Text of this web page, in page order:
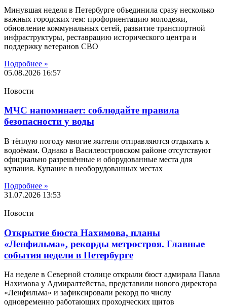
Минувшая неделя в Петербурге объединила сразу несколько
важных городских тем: профориентацию молодежи,
обновление коммунальных сетей, развитие транспортной
инфраструктуры, реставрацию исторического центра и
поддержку ветеранов СВО
Подробнее »
05.08.2026 16:57
Новости
МЧС напоминает: соблюдайте правила
безопасности у воды
В тёплую погоду многие жители отправляются отдыхать к
водоёмам. Однако в Василеостровском районе отсутствуют
официально разрешённые и оборудованные места для
купания. Купание в необорудованных местах
Подробнее »
31.07.2026 13:53
Новости
Открытие бюста Нахимова, планы
«Ленфильма», рекорды метростроя. Главные
события недели в Петербурге
На неделе в Северной столице открыли бюст адмирала Павла
Нахимова у Адмиралтейства, представили нового директора
«Ленфильма» и зафиксировали рекорд по числу
одновременно работающих проходческих щитов